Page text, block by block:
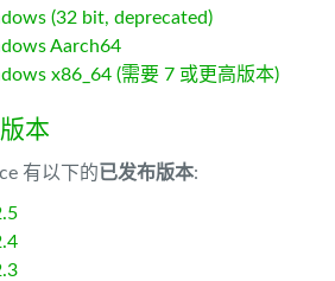
(32 bit, deprecated)
Aarch64
x86_64 (需要 7 或更高版本)
本
有以下的已发布版本: